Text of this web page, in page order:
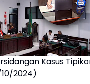
Kasus
10/2024)